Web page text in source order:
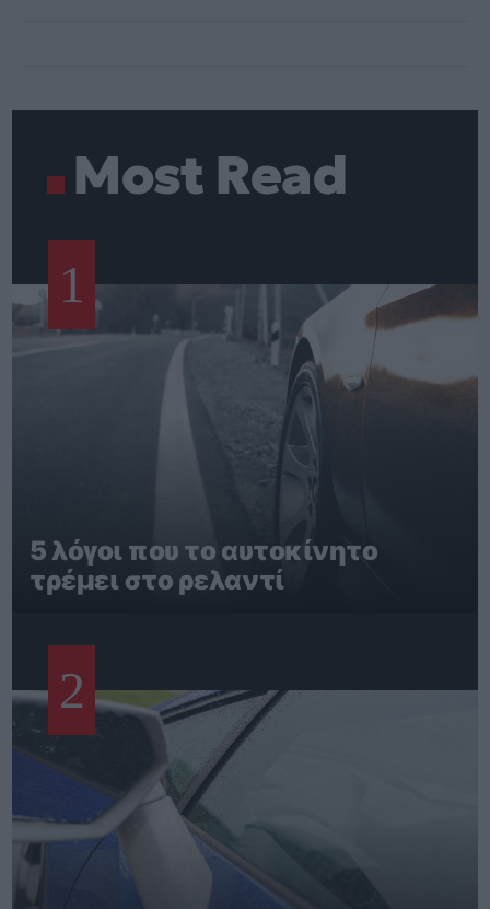
Most Read
1
5 λόγοι που το αυτοκίνητο
τρέμει στο ρελαντί
2